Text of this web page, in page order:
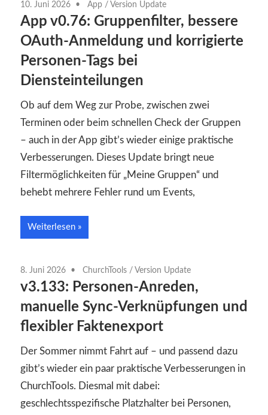
10. Juni 2026 App / Version Update
App v0.76: Gruppenfilter, bessere
OAuth-Anmeldung und korrigierte
Personen-Tags bei
Diensteinteilungen
Ob auf dem Weg zur Probe, zwischen zwei
Terminen oder beim schnellen Check der Gruppen
– auch in der App gibt’s wieder einige praktische
Verbesserungen. Dieses Update bringt neue
Filtermöglichkeiten für „Meine Gruppen“ und
behebt mehrere Fehler rund um Events,
Weiterlesen
8. Juni 2026 ChurchTools / Version Update
v3.133: Personen-Anreden,
manuelle Sync-Verknüpfungen und
flexibler Faktenexport
Der Sommer nimmt Fahrt auf – und passend dazu
gibt’s wieder ein paar praktische Verbesserungen in
ChurchTools. Diesmal mit dabei:
geschlechtsspezifische Platzhalter bei Personen,